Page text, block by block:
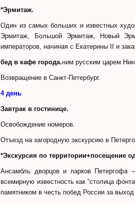
*Эрмитаж.
Один из самых больших и известных
Эрмитаж, Большой Эрмитаж, Новый
императоров, начиная с Екатерины II и
бед в кафе города.ним русским царем
Возвращение в Санкт-Петербург.
4 день
Завтрак в гостинице.
Освобождение номеров.
Отъезд на загородную экскурсию в
*Экскурсия по территории+посещение
Ансамбль дворцов и парков Петергофа
всемирную известность как “столица
памятником в честь побед России за